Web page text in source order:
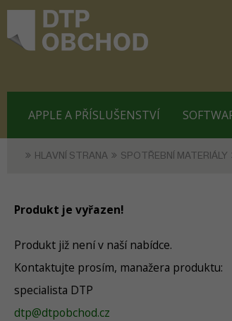
APPLE A PŘÍSLUŠENSTVÍ
HLAVNÍ STRANA SPOTŘEBNÍ MATERIÁLY
Produkt je vyřazen!
Produkt již není v naší nabídce.
Kontaktujte prosím, manažera produktu:
specialista DTP
dtp@dtpobchod.cz